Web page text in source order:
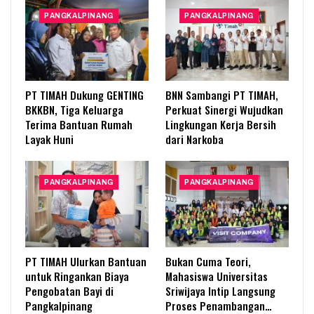
PANGKALPINANG
PT TIMAH Dukung GENTING
BKKBN, Tiga Keluarga
Terima Bantuan Rumah
Layak Huni
PANGKALPINANG
BNN Sambangi PT TIMAH,
Perkuat Sinergi Wujudkan
Lingkungan Kerja Bersih
dari Narkoba
PANGKALPINANG
PT TIMAH Ulurkan Bantuan
untuk Ringankan Biaya
Pengobatan Bayi di
Pangkalpinang
PANGKALPINANG
Bukan Cuma Teori,
Mahasiswa Universitas
Sriwijaya Intip Langsung
Proses Penambangan…